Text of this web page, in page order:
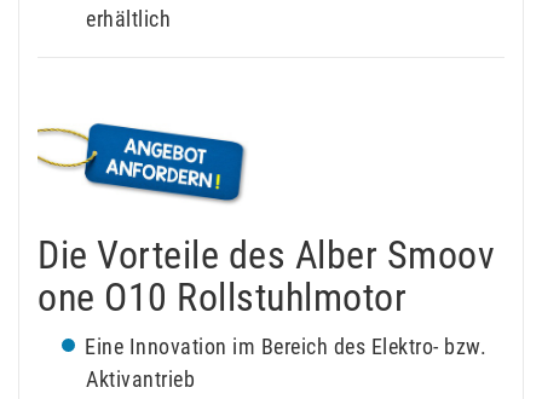
erhältlich
Die Vorteile des Alber Smoov
one O10 Rollstuhlmotor
Eine Innovation im Bereich des Elektro- bzw.
Aktivantrieb